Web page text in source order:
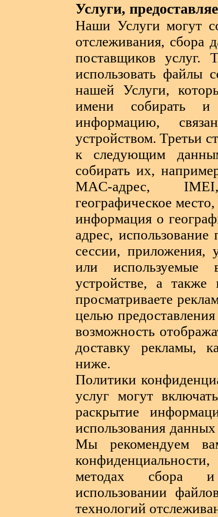
Услуги,
Наши Услуги могут
отслеживания, сбора
поставщиков услуг.
использовать
нашей Услуги,
имени собирать и
информацию,
устройством. Третьи
к следующим
собирать их,
MAC-адрес,
географическое
информация о
адрес,
сессии, приложения,
или используемые
устройстве, а
просматриваете
целью
возможность
доставку рекламы,
ниже.
Политики
услуг могут
раскрытие
использования
Мы рекомендуем
методах сбора и
использовании
технологий